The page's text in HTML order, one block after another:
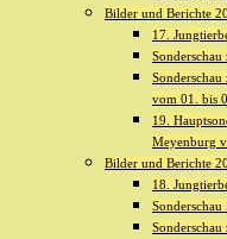
Bilder und Berichte
17.
vom 01. bis
19.
Meyenburg
Bilder und Berichte
18.